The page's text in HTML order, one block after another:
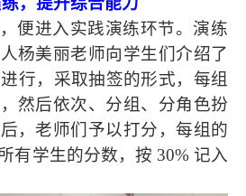
便进入实践演练环节。演练
杨美丽老师向学生们介绍了
行，采取抽签的形式，每组
然后依次、分组、分角色扮
，老师们予以打分，每组的
有学生的分数，按 30% 记入